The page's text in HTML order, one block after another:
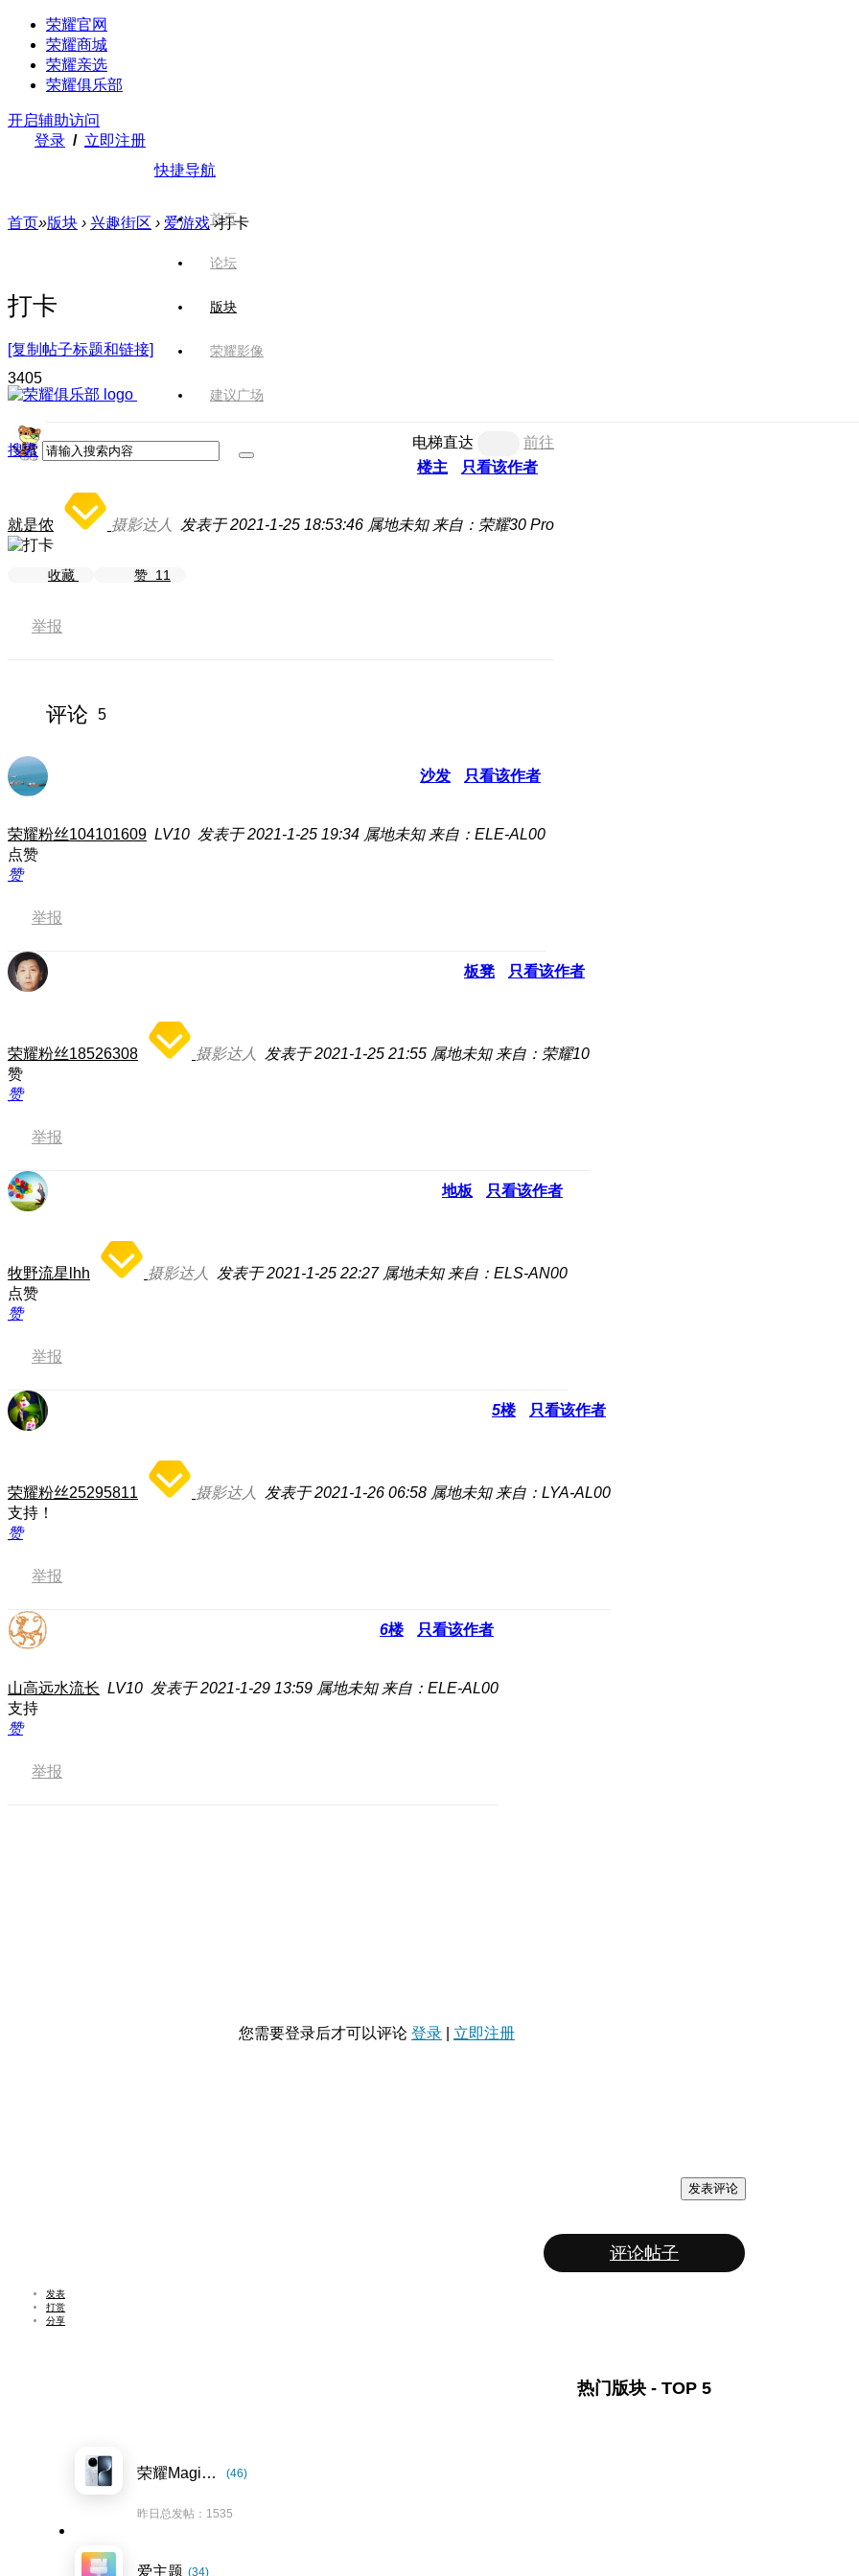
荣耀官网
荣耀商城
荣耀亲选
荣耀俱乐部
开启辅助访问
登录 / 立即注册
快捷导航
首页
论坛
版块
荣耀影像
建议广场
搜索
首页»版块 › 兴趣街区 › 爱游戏 ›打卡
打卡
[复制帖子标题和链接]
3405
电梯直达
前往
楼主
只看该作者
就是侬 摄影达人 发表于 2021-1-25 18:53:46 属地未知 来自：荣耀30 Pro
收藏 赞 11
举报
评论 5
沙发 只看该作者
荣耀粉丝104101609 LV10 发表于 2021-1-25 19:34 属地未知 来自：ELE-AL00
点赞
赞
举报
板凳 只看该作者
荣耀粉丝18526308 摄影达人 发表于 2021-1-25 21:55 属地未知 来自：荣耀10
赞
赞
举报
地板 只看该作者
牧野流星lhh 摄影达人 发表于 2021-1-25 22:27 属地未知 来自：ELS-AN00
点赞
赞
举报
5楼 只看该作者
荣耀粉丝25295811 摄影达人 发表于 2021-1-26 06:58 属地未知 来自：LYA-AL00
支持！
赞
举报
6楼 只看该作者
山高远水流长 LV10 发表于 2021-1-29 13:59 属地未知 来自：ELE-AL00
支持
赞
举报
您需要登录后才可以评论 登录 立即注册
发表评论
评论帖子
发表
打赏
分享
热门版块 - TOP 5
荣耀Magic7系列 (46)
昨日总发帖：1535
爱主题 (34)